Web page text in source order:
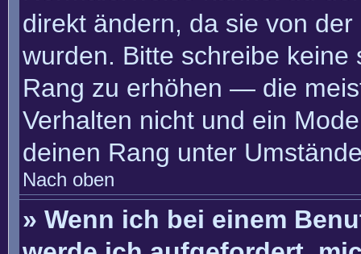
direkt ändern, da sie von
wurden. Bitte schreibe
Rang zu erhöhen — die
Verhalten nicht und ein
deinen Rang unter
Nach oben
» Wenn ich bei einem